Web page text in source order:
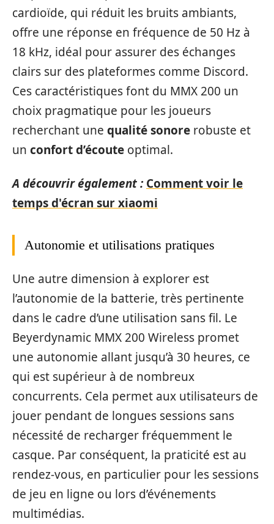
cardioïde, qui réduit les bruits ambiants,
offre une réponse en fréquence de 50 Hz à
18 kHz, idéal pour assurer des échanges
clairs sur des plateformes comme Discord.
Ces caractéristiques font du MMX 200 un
choix pragmatique pour les joueurs
recherchant une qualité sonore robuste et
un confort d’écoute optimal.
A découvrir également : Comment voir le
temps d'écran sur xiaomi
Autonomie et utilisations pratiques
Une autre dimension à explorer est
l’autonomie de la batterie, très pertinente
dans le cadre d’une utilisation sans fil. Le
Beyerdynamic MMX 200 Wireless promet
une autonomie allant jusqu’à 30 heures, ce
qui est supérieur à de nombreux
concurrents. Cela permet aux utilisateurs de
jouer pendant de longues sessions sans
nécessité de recharger fréquemment le
casque. Par conséquent, la praticité est au
rendez-vous, en particulier pour les sessions
de jeu en ligne ou lors d’événements
multimédias.